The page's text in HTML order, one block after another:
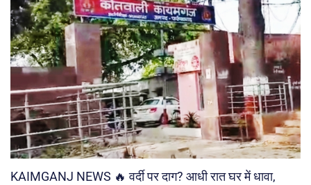
KAIMGANJ NEWS 🔥 वर्दी पर दाग? आधी रात घर में धावा,